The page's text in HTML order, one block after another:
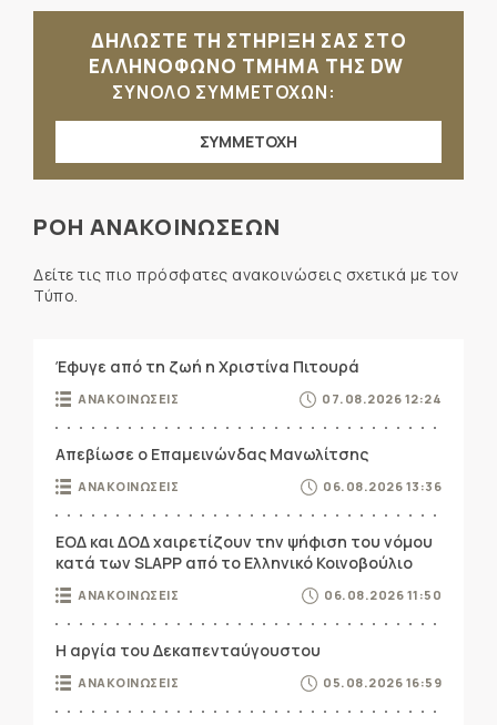
ΔΗΛΩΣΤΕ ΤΗ ΣΤΗΡΙΞΗ ΣΑΣ ΣΤΟ
ΕΛΛΗΝΟΦΩΝΟ ΤΜΗΜΑ ΤΗΣ DW
ΣΥΝΟΛΟ ΣΥΜΜΕΤΟΧΩΝ:
ΣΥΜΜΕΤΟΧΗ
ΡΟΗ ΑΝΑΚΟΙΝΩΣΕΩΝ
Δείτε τις πιο πρόσφατες ανακοινώσεις σχετικά με τον
Τύπο.
Έφυγε από τη ζωή η Χριστίνα Πιτουρά
ΑΝΑΚΟΙΝΩΣΕΙΣ 07.08.2026 12:24
Απεβίωσε ο Επαμεινώνδας Μανωλίτσης
ΑΝΑΚΟΙΝΩΣΕΙΣ 06.08.2026 13:36
ΕΟΔ και ΔΟΔ χαιρετίζουν την ψήφιση του νόμου
κατά των SLAPP από το Ελληνικό Κοινοβούλιο
ΑΝΑΚΟΙΝΩΣΕΙΣ 06.08.2026 11:50
Η αργία του Δεκαπενταύγουστου
ΑΝΑΚΟΙΝΩΣΕΙΣ 05.08.2026 16:59